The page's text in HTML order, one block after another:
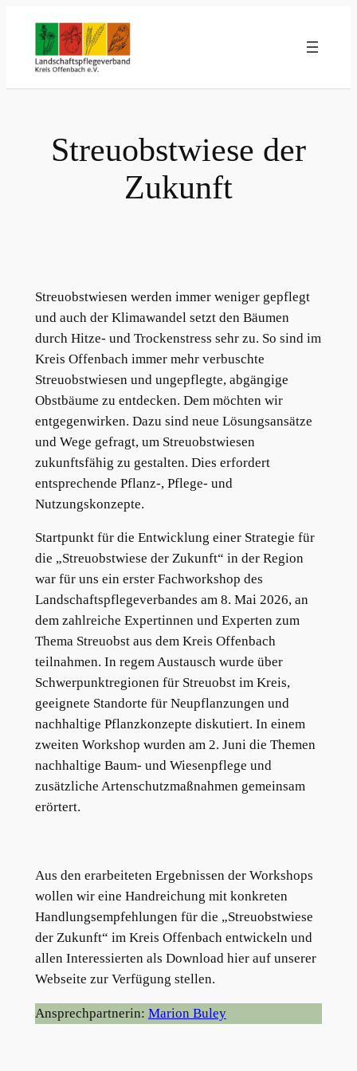
springen
Streuobstwiese der
Zukunft
Streuobstwiesen werden immer weniger gepflegt
und auch der Klimawandel setzt den Bäumen
durch Hitze- und Trockenstress sehr zu. So sind im
Kreis Offenbach immer mehr verbuschte
Streuobstwiesen und ungepflegte, abgängige
Obstbäume zu entdecken. Dem möchten wir
entgegenwirken. Dazu sind neue Lösungsansätze
und Wege gefragt, um Streuobstwiesen
zukunftsfähig zu gestalten. Dies erfordert
entsprechende Pflanz-, Pflege- und
Nutzungskonzepte.
Startpunkt für die Entwicklung einer Strategie für
die „Streuobstwiese der Zukunft“ in der Region
war für uns ein erster Fachworkshop des
Landschaftspflegeverbandes am 8. Mai 2026, an
dem zahlreiche Expertinnen und Experten zum
Thema Streuobst aus dem Kreis Offenbach
teilnahmen. In regem Austausch wurde über
Schwerpunktregionen für Streuobst im Kreis,
geeignete Standorte für Neupflanzungen und
nachhaltige Pflanzkonzepte diskutiert. In einem
zweiten Workshop wurden am 2. Juni die Themen
nachhaltige Baum- und Wiesenpflege und
zusätzliche Artenschutzmaßnahmen gemeinsam
erörtert.
Aus den erarbeiteten Ergebnissen der Workshops
wollen wir eine Handreichung mit konkreten
Handlungsempfehlungen für die „Streuobstwiese
der Zukunft“ im Kreis Offenbach entwickeln und
allen Interessierten als Download hier auf unserer
Webseite zur Verfügung stellen.
Ansprechpartnerin: Marion Buley